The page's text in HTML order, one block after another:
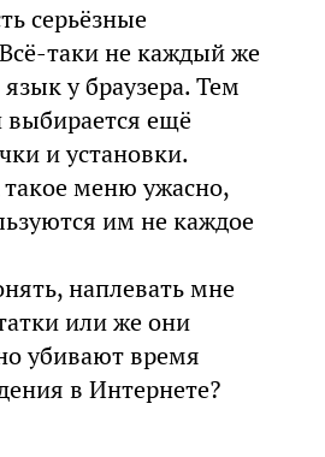
серьёзные
таки не каждый же
у браузера. Тем
выбирается ещё
и установки.
такое меню ужасно,
им не каждое
наплевать мне
или же они
убивают время
в Интернете?